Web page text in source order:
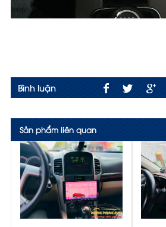
Bình luận
Sản phẩm liên quan